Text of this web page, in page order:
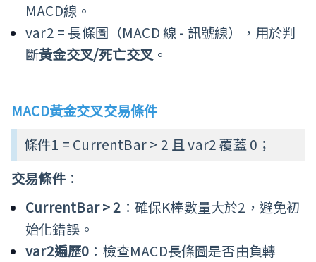
MACD線。
var2 = 長條圖（MACD 線 - 訊號線），用於判
斷黃金交叉/死亡交叉。
MACD黃金交叉交易條件
條件1 = CurrentBar > 2 且 var2 覆蓋 0；
交易條件：
CurrentBar > 2 ：確保K棒數量大於2，避免初
始化錯誤。
var2遍歷0 ：檢查MACD長條圖是否由負轉